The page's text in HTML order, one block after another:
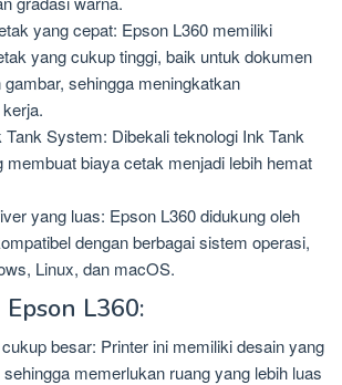
yang cepat: Epson L360 memiliki
yang cukup tinggi, baik untuk dokumen
sehingga meningkatkan
Tank System: Dibekali teknologi Ink Tank
membuat biaya cetak menjadi lebih hemat
yang luas: Epson L360 didukung oleh
dengan berbagai sistem operasi,
Linux, dan macOS.
L360:
besar: Printer ini memiliki desain yang
memerlukan ruang yang lebih luas